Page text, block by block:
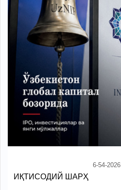
6-54-2026
ИҚТИСОДИЙ ШАРҲ